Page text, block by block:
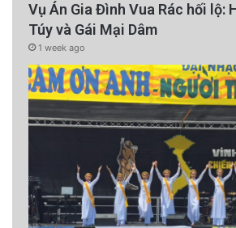
Vụ Án Gia Đình Vua Rác hối lộ:
Túy và Gái Mại Dâm
1 week ago